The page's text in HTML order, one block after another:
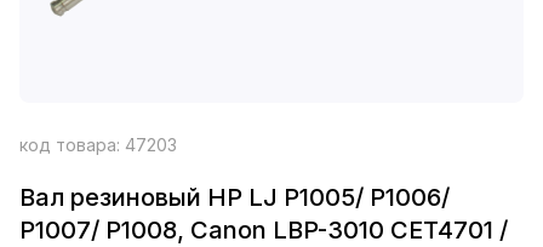
код товара: 47203
Вал резиновый HP LJ P1005/ P1006/
P1007/ P1008, Canon LBP-3010 CET4701 /